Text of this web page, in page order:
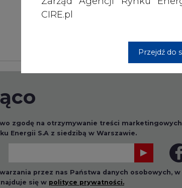
CIRE.pl
Przejdź do
zgodę na otrzymywanie treści
Energii S.A z siedzibą w Warszawie.
przez nas Państwa danych osobowych,
się w polityce prywatności.